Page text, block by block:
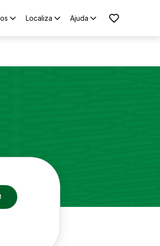
Localiza Ajuda